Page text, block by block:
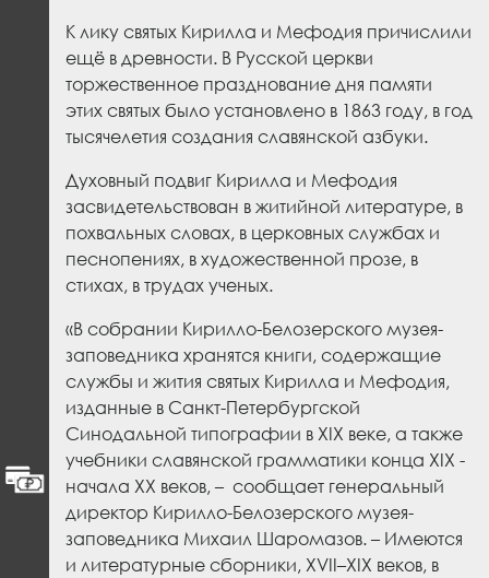
К лику святых Кирилла и Мефодия причислили
ещё в древности. В Русской церкви
торжественное празднование дня памяти
этих святых было установлено в 1863 году, в год
тысячелетия создания славянской азбуки.
Духовный подвиг Кирилла и Мефодия
засвидетельствован в житийной литературе, в
похвальных словах, в церковных службах и
песнопениях, в художественной прозе, в
стихах, в трудах ученых.
«В собрании Кирилло-Белозерского музея-
заповедника хранятся книги, содержащие
службы и жития святых Кирилла и Мефодия,
изданные в Санкт-Петербургской
Синодальной типографии в XIX веке, а также
учебники славянской грамматики конца XIX -
начала XX веков, – сообщает генеральный
директор Кирилло-Белозерского музея-
заповедника Михаил Шаромазов. – Имеются
и литературные сборники, XVII–XIX веков, в